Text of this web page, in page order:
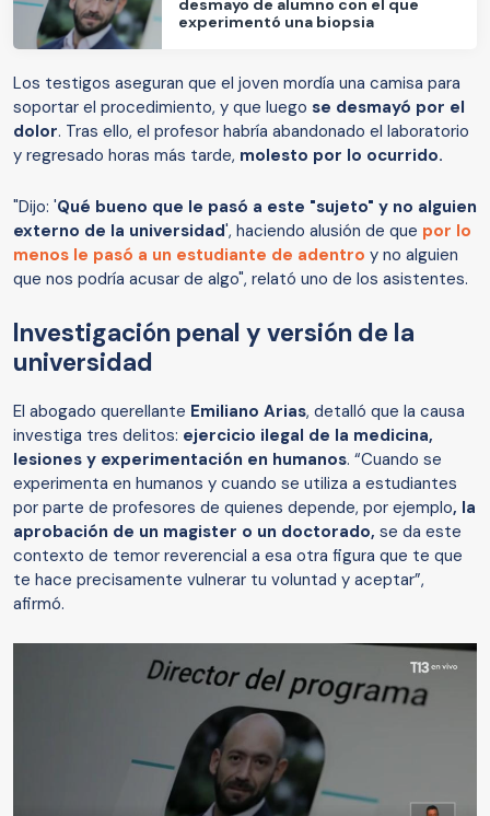
desmayo de alumno con el que
experimentó una biopsia
Los testigos aseguran que el joven mordía una camisa para
soportar el procedimiento, y que luego se desmayó por el
dolor. Tras ello, el profesor habría abandonado el laboratorio
y regresado horas más tarde, molesto por lo ocurrido.
"Dijo: 'Qué bueno que le pasó a este "sujeto" y no alguien
externo de la universidad', haciendo alusión de que por lo
menos le pasó a un estudiante de adentro y no alguien
que nos podría acusar de algo", relató uno de los asistentes.
Investigación penal y versión de la
universidad
El abogado querellante Emiliano Arias, detalló que la causa
investiga tres delitos: ejercicio ilegal de la medicina,
lesiones y experimentación en humanos. “Cuando se
experimenta en humanos y cuando se utiliza a estudiantes
por parte de profesores de quienes depende, por ejemplo, la
aprobación de un magister o un doctorado, se da este
contexto de temor reverencial a esa otra figura que te que
te hace precisamente vulnerar tu voluntad y aceptar”,
afirmó.